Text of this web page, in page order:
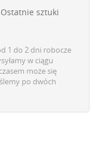
Ostatnie sztuki
1 do 2 dni robocze
w ciągu
może się
po dwóch